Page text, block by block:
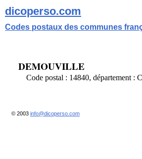
dicoperso.com
Codes postaux des communes
DEMOUVILLE
Code postal : 14840, département :
© 2003 info@dicoperso.com